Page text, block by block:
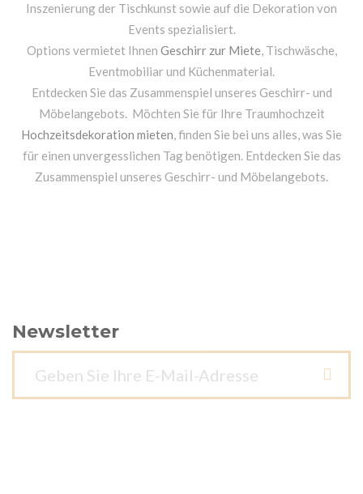
Inszenierung der Tischkunst sowie auf die Dekoration von
Events spezialisiert.
Options vermietet Ihnen Geschirr zur Miete, Tischwäsche,
Eventmobiliar und Küchenmaterial.
Entdecken Sie das Zusammenspiel unseres Geschirr- und
Möbelangebots. Möchten Sie für Ihre Traumhochzeit
Hochzeitsdekoration mieten, finden Sie bei uns alles, was Sie
für einen unvergesslichen Tag benötigen. Entdecken Sie das
Zusammenspiel unseres Geschirr- und Möbelangebots.
Newsletter